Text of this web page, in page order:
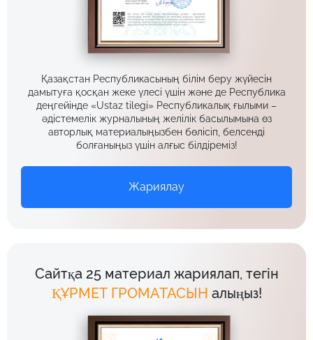
Қазақстан Республикасының білім беру жүйесін
дамытуға қосқан жеке үлесі үшін және де Республика
деңгейінде «Ustaz tilegi» Республикалық ғылыми –
әдістемелік журналының желілік басылымына өз
авторлық материалыңызбен бөлісіп, белсенді
болғаныңыз үшін алғыс білдіреміз!
Жариялау
Сайтқа 25 материал жариялап, тегін
ҚҰРМЕТ ГРОМАТАСЫН алыңыз!